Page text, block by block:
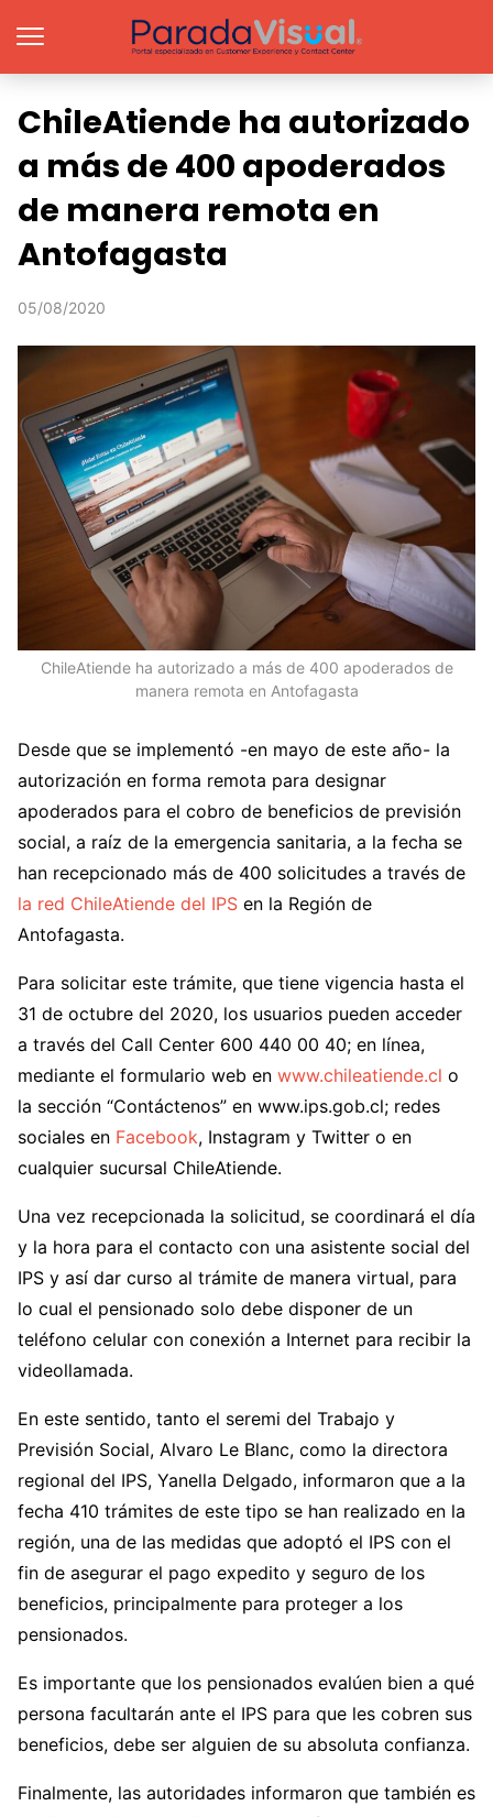
ChileAtiende ha autorizado
a más de 400 apoderados
de manera remota en
Antofagasta
05/08/2020
ChileAtiende ha autorizado a más de 400 apoderados de
manera remota en Antofagasta
Desde que se implementó -en mayo de este año- la
autorización en forma remota para designar
apoderados para el cobro de beneficios de previsión
social, a raíz de la emergencia sanitaria, a la fecha se
han recepcionado más de 400 solicitudes a través de
la red ChileAtiende del IPS en la Región de
Antofagasta.
Para solicitar este trámite, que tiene vigencia hasta el
31 de octubre del 2020, los usuarios pueden acceder
a través del Call Center 600 440 00 40; en línea,
mediante el formulario web en www.chileatiende.cl o
la sección “Contáctenos” en www.ips.gob.cl; redes
sociales en Facebook, Instagram y Twitter o en
cualquier sucursal ChileAtiende.
Una vez recepcionada la solicitud, se coordinará el día
y la hora para el contacto con una asistente social del
IPS y así dar curso al trámite de manera virtual, para
lo cual el pensionado solo debe disponer de un
teléfono celular con conexión a Internet para recibir la
videollamada.
En este sentido, tanto el seremi del Trabajo y
Previsión Social, Alvaro Le Blanc, como la directora
regional del IPS, Yanella Delgado, informaron que a la
fecha 410 trámites de este tipo se han realizado en la
región, una de las medidas que adoptó el IPS con el
fin de asegurar el pago expedito y seguro de los
beneficios, principalmente para proteger a los
pensionados.
Es importante que los pensionados evalúen bien a qué
persona facultarán ante el IPS para que les cobren sus
beneficios, debe ser alguien de su absoluta confianza.
Finalmente, las autoridades informaron que también es